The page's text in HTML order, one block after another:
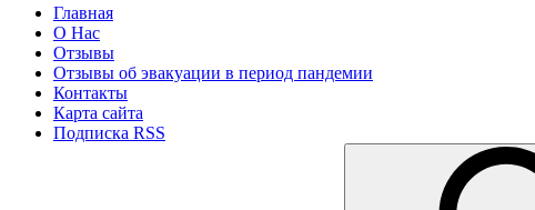
Главная
О Нас
Отзывы
Отзывы об эвакуации в период пандемии
Контакты
Карта сайта
Подписка RSS